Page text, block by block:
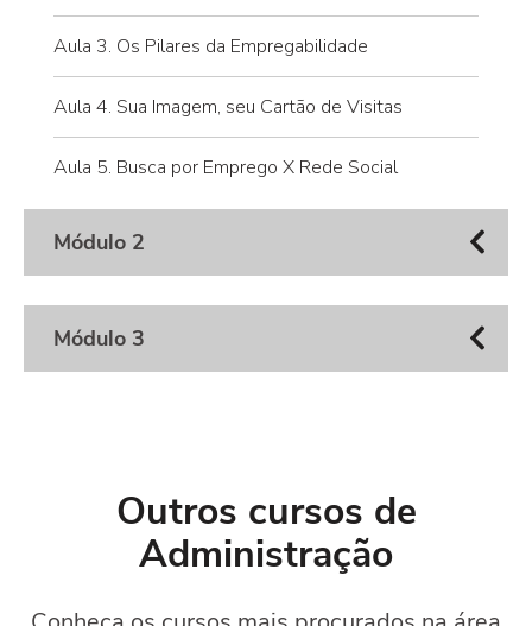
Aula 3. Os Pilares da Empregabilidade
Aula 4. Sua Imagem, seu Cartão de Visitas
Aula 5. Busca por Emprego X Rede Social
Módulo 2
Módulo 3
Outros cursos de
Administração